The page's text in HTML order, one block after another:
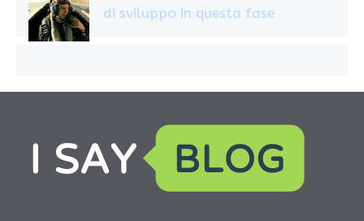
di sviluppo in questa fase